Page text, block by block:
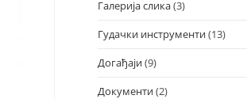
Галерија слика(3)
Гудачки инструменти(13)
Догађаји(9)
Документи(2)